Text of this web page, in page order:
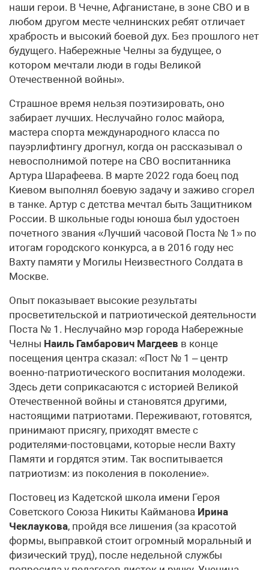
наши герои. В Чечне, Афганистане, в зоне СВО и в
любом другом месте челнинских ребят отличает
храбрость и высокий боевой дух. Без прошлого нет
будущего. Набережные Челны за будущее, о
котором мечтали люди в годы Великой
Отечественной войны».
Страшное время нельзя поэтизировать, оно
забирает лучших. Неслучайно голос майора,
мастера спорта международного класса по
пауэрлифтингу дрогнул, когда он рассказывал о
невосполнимой потере на СВО воспитанника
Артура Шарафеева. В марте 2022 года боец под
Киевом выполнял боевую задачу и заживо сгорел
в танке. Артур с детства мечтал быть Защитником
России. В школьные годы юноша был удостоен
почетного звания «Лучший часовой Поста № 1» по
итогам городского конкурса, а в 2016 году нес
Вахту памяти у Могилы Неизвестного Солдата в
Москве.
Опыт показывает высокие результаты
просветительской и патриотической деятельности
Поста № 1. Неслучайно мэр города Набережные
Челны Наиль Гамбарович Магдеев в конце
посещения центра сказал: «Пост № 1 – центр
военно-патриотического воспитания молодежи.
Здесь дети соприкасаются с историей Великой
Отечественной войны и становятся другими,
настоящими патриотами. Переживают, готовятся,
принимают присягу, приходят вместе с
родителями-постовцами, которые несли Вахту
Памяти и гордятся этим. Так воспитывается
патриотизм: из поколения в поколение».
Постовец из Кадетской школа имени Героя
Советского Союза Никиты Кайманова Ирина
Чеклаукова, пройдя все лишения (за красотой
формы, выправкой стоит огромный моральный и
физический труд), после недельной службы